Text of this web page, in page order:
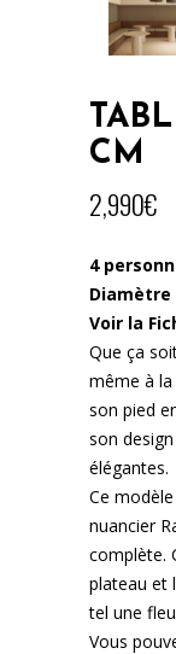
CM
2,990€
4
Diamètre
Voir la
Que ça
même à
son pied
son
élégantes.
Ce
nuancier
complète.
plateau et
tel une
Vous